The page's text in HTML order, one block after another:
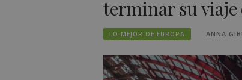
terminar su
LO MEJOR DE EUROPA ANNA